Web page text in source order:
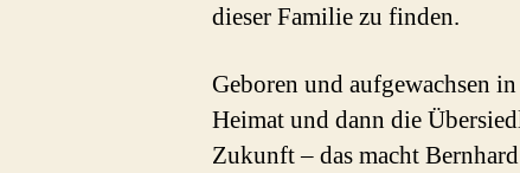
dieser Familie zu finden.
Geboren und aufgewachsen
Heimat und dann die
Zukunft – das macht